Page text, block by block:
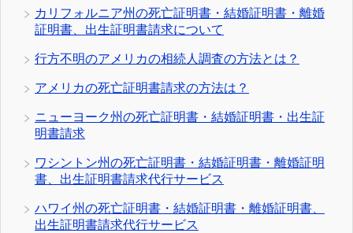
カリフォルニア州の死亡証明書・結婚証明書・離婚
証明書、出生証明書請求について
行方不明のアメリカの相続人調査の方法とは？
アメリカの死亡証明書請求の方法は？
ニューヨーク州の死亡証明書・結婚証明書・出生証
明書請求
ワシントン州の死亡証明書・結婚証明書・離婚証明
書、出生証明書請求代行サービス
ハワイ州の死亡証明書・結婚証明書・離婚証明書、
出生証明書請求代行サービス